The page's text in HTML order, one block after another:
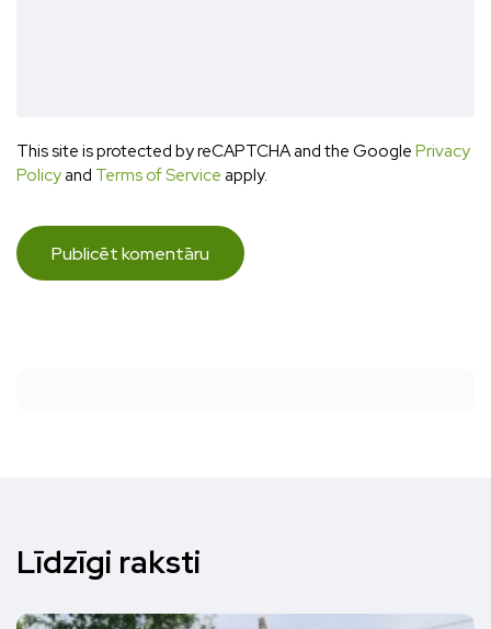
This site is protected by reCAPTCHA and the GooglePrivacy
Policyand Terms of Serviceapply.
Līdzīgi raksti